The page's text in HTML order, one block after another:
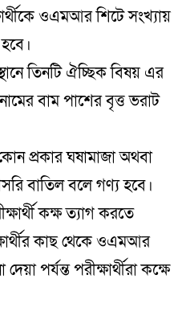
ওএমআর শিটে সংখ্যায়
তিনটি ঐচ্ছিক বিষয় এর
বাম পাশের বৃত্ত ভরাট
প্রকার ঘষামাজা অথবা
বাতিল বলে গণ্য হবে।
কক্ষ ত্যাগ করতে
কাছ থেকে ওএমআর
পর্যন্ত পরীক্ষার্থীরা কক্ষে